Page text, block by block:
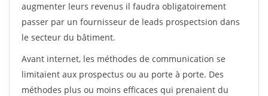
augmenter leurs revenus il faudra obligatoirement
passer par un fournisseur de leads prospectsion dans
le secteur du bâtiment.
Avant internet, les méthodes de communication se
limitaient aux prospectus ou au porte à porte. Des
méthodes plus ou moins efficaces qui prenaient du